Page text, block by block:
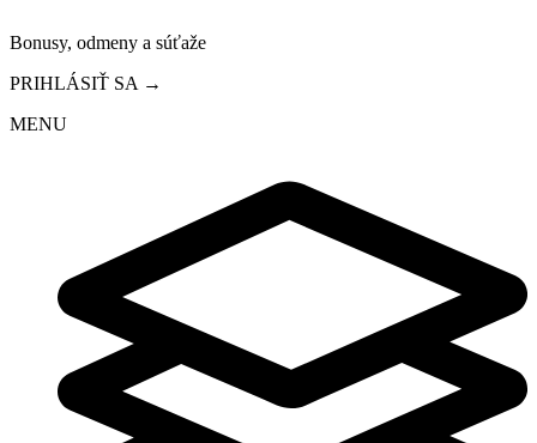
Bonusy, odmeny a súťaže
PRIHLÁSIŤ SA →
MENU